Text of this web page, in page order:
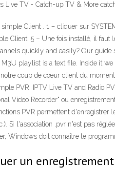
Live TV - Catch-up TV & More
simple Client . 1 – cliquer sur
Client. 5 – Une fois installé, il
quickly and easily? Our
M3U playlist is a text file. Inside it
coup de cœur client du
PVR. IPTV Live TV and Radio
Video Recorder" ou
PVR permettent d'enregistrer
Si l'association .pvr n'est pas
Windows doit connaître le
un enregistrement